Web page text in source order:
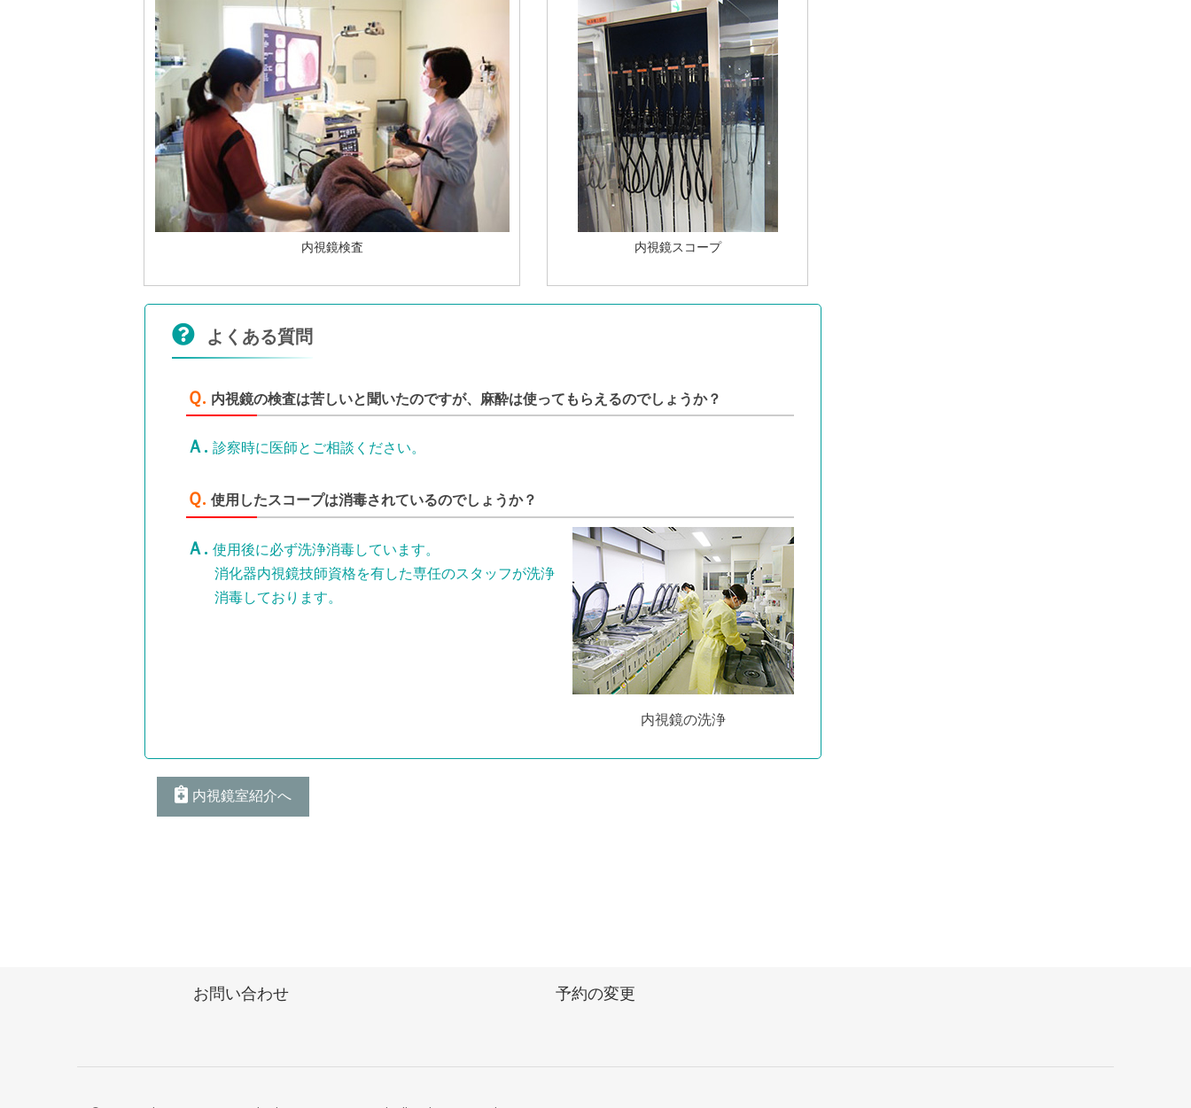
内視鏡検査 内視鏡スコープ
よくある質問
内視鏡の検査は苦しいと聞いたのですが、麻酔は使ってもらえるのでしょうか？
診察時に医師とご相談ください。
使用したスコープは消毒されているのでしょうか？
内視鏡の洗浄
使用後に必ず洗浄消毒しています。
消化器内視鏡技師資格を有した専任のスタッフが洗浄
消毒しております。
内視鏡室紹介へ
お問い合わせ 予約の変更